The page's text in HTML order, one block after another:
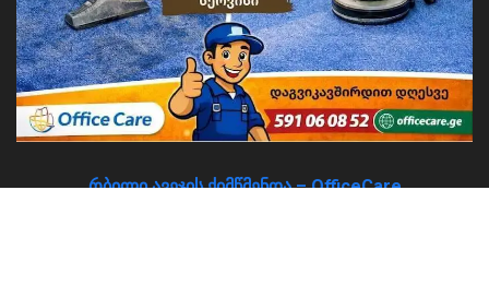
რბილი ავეჯის ქიმწმენდა – OfficeCare